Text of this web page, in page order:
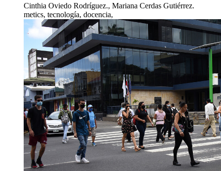
Cinthia Oviedo Rodríguez., Mariana Cerdas Gutiérrez.
metics, tecnología, docencia,